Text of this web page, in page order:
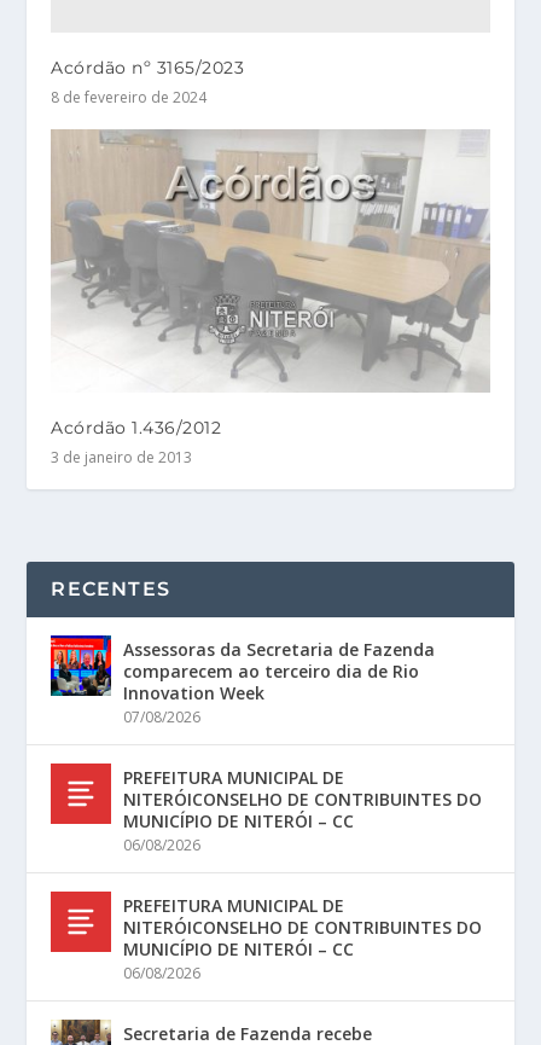
Acórdão nº 3165/2023
8 de fevereiro de 2024
Acórdão 1.436/2012
3 de janeiro de 2013
RECENTES
Assessoras da Secretaria de Fazenda
comparecem ao terceiro dia de Rio
Innovation Week
07/08/2026
PREFEITURA MUNICIPAL DE
NITERÓICONSELHO DE CONTRIBUINTES DO
MUNICÍPIO DE NITERÓI – CC
06/08/2026
PREFEITURA MUNICIPAL DE
NITERÓICONSELHO DE CONTRIBUINTES DO
MUNICÍPIO DE NITERÓI – CC
06/08/2026
Secretaria de Fazenda recebe